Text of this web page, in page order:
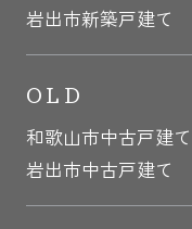
岩出市新築戸建て
OLD
和歌山市中古戸建て
岩出市中古戸建て